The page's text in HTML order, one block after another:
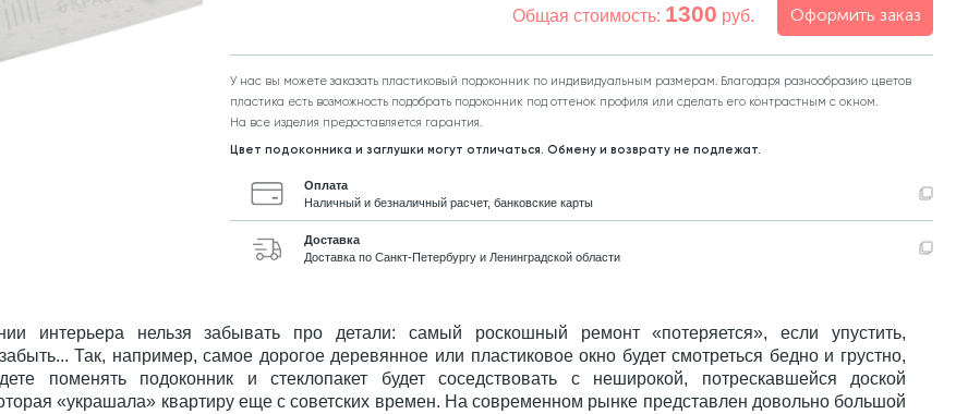
Общая стоимость: 1300 руб. Оформить заказ
У нас вы можете заказать пластиковый подоконник по индивидуальным размерам. Благодаря разнообразию цветов
пластика есть возможность подобрать подоконник под оттенок профиля или сделать его контрастным с окном.
На все изделия предоставляется гарантия.
Цвет подоконника и заглушки могут отличаться. Обмену и возврату не подлежат.
Оплата
Наличный и безналичный расчет, банковские карты
Доставка
Доставка по Санкт-Петербургу и Ленинградской области
интерьера нельзя забывать про детали: самый роскошный ремонт «потеряется», если упустить,
Так, например, самое дорогое деревянное или пластиковое окно будет смотреться бедно и грустно,
поменять подоконник и стеклопакет будет соседствовать с неширокой, потрескавшейся доской
«украшала» квартиру еще с советских времен. На современном рынке представлен довольно большой